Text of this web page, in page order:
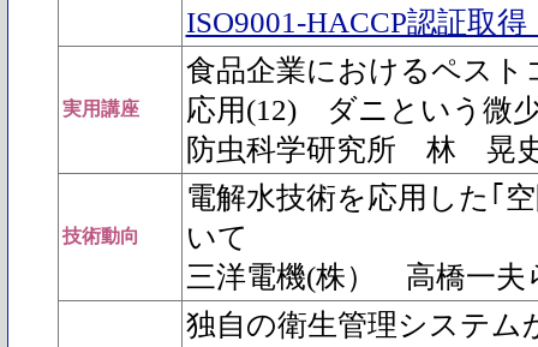
ISO9001-HACCP認証取
実用講座
食品企業におけるペスト
応用(12) ダニという微
防虫科学研究所 林 晃
技術動向
電解水技術を応用した｢
いて
三洋電機(株） 高橋一夫
独自の衛生管理システム